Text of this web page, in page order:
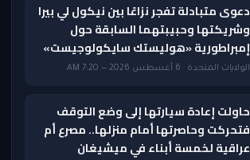
دعوى متبادلة تفجر نزاعًا بين نيكول لي بيرا
وشريكتها وحبيبتهما السابقة حول
إمبراطورية «هوليستك سايكولوجيست»
الولايات المتحدة · 6 أغسطس 2026 — 7:20 AM
حاولت إعادة سيارتها إلى وضع التوقف
فتحركت وحاصرتها أمام منزلها.. مصرع أم
عراقية لخمسة أبناء في ميشيغان